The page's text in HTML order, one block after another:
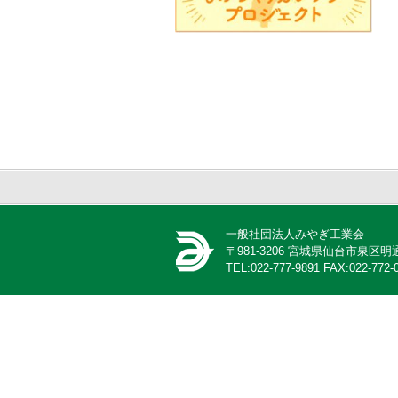
一般社団法人みやぎ工業会
〒981-3206 宮城県仙台市泉区
TEL:022-777-9891 FAX:022-